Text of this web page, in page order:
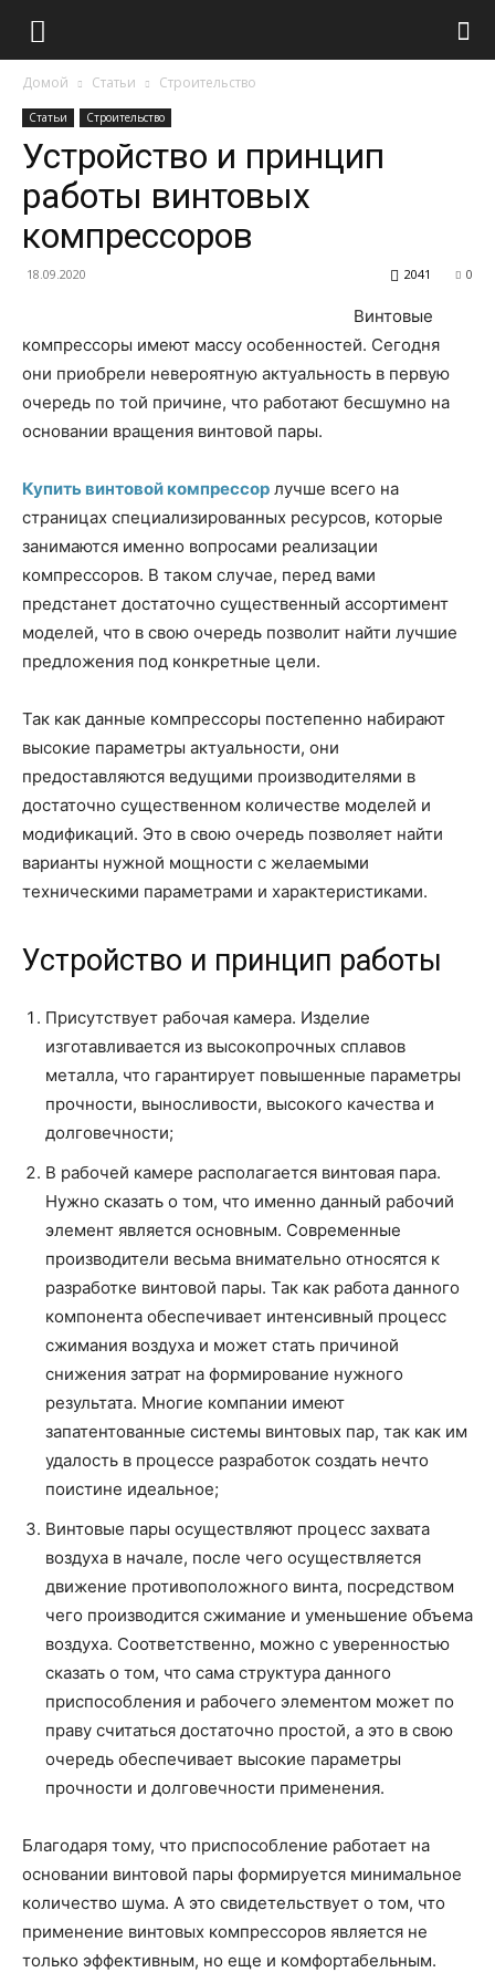
Домой Статьи Строительство
Статьи Строительство
Устройство и принцип
работы винтовых
компрессоров
18.09.2020 0
2041
Винтовые
компрессоры имеют массу особенностей. Сегодня
они приобрели невероятную актуальность в первую
очередь по той причине, что работают бесшумно на
основании вращения винтовой пары.
Купить винтовой компрессор лучше всего на
страницах специализированных ресурсов, которые
занимаются именно вопросами реализации
компрессоров. В таком случае, перед вами
предстанет достаточно существенный ассортимент
моделей, что в свою очередь позволит найти лучшие
предложения под конкретные цели.
Так как данные компрессоры постепенно набирают
высокие параметры актуальности, они
предоставляются ведущими производителями в
достаточно существенном количестве моделей и
модификаций. Это в свою очередь позволяет найти
варианты нужной мощности с желаемыми
техническими параметрами и характеристиками.
Устройство и принцип работы
Присутствует рабочая камера. Изделие
изготавливается из высокопрочных сплавов
металла, что гарантирует повышенные параметры
прочности, выносливости, высокого качества и
долговечности;
В рабочей камере располагается винтовая пара.
Нужно сказать о том, что именно данный рабочий
элемент является основным. Современные
производители весьма внимательно относятся к
разработке винтовой пары. Так как работа данного
компонента обеспечивает интенсивный процесс
сжимания воздуха и может стать причиной
снижения затрат на формирование нужного
результата. Многие компании имеют
запатентованные системы винтовых пар, так как им
удалость в процессе разработок создать нечто
поистине идеальное;
Винтовые пары осуществляют процесс захвата
воздуха в начале, после чего осуществляется
движение противоположного винта, посредством
чего производится сжимание и уменьшение объема
воздуха. Соответственно, можно с уверенностью
сказать о том, что сама структура данного
приспособления и рабочего элементом может по
праву считаться достаточно простой, а это в свою
очередь обеспечивает высокие параметры
прочности и долговечности применения.
Благодаря тому, что приспособление работает на
основании винтовой пары формируется минимальное
количество шума. А это свидетельствует о том, что
применение винтовых компрессоров является не
только эффективным, но еще и комфортабельным.